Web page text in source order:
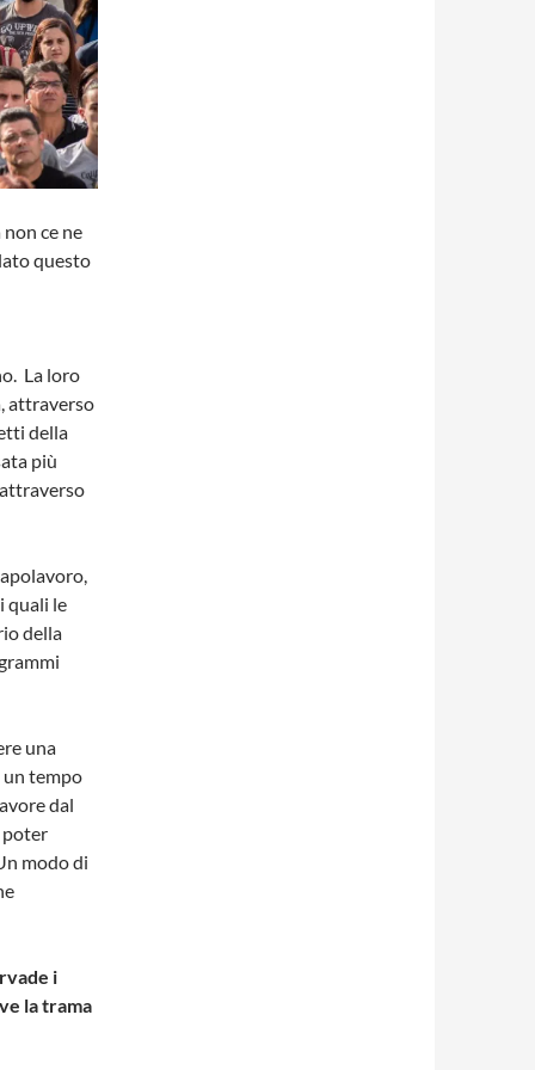
ce ne
questo
La loro
attraverso
della
più
quali le
della
una
un tempo
dal
poter
modo di
i
la trama